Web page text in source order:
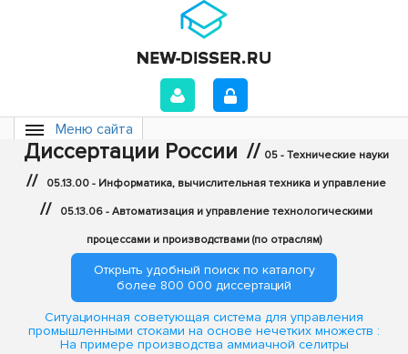
Меню сайта
Диссертации России // 05 - Технические науки
// 05.13.00 - Информатика, вычислительная техника и управление
// 05.13.06 - Автоматизация и управление технологическими
процессами и производствами (по отраслям)
Открыть удобный поиск по каталогу
более 800 000 диссертаций
Ситуационная советующая система для управления
промышленными стоками на основе нечетких множеств :
На примере производства аммиачной селитры